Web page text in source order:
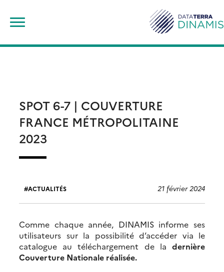
content
SPOT 6-7 | COUVERTURE
FRANCE MÉTROPOLITAINE
2023
ACTUALITÉS 21 février 2024
Comme chaque année, DINAMIS informe ses
utilisateurs sur la possibilité d’accéder via le
catalogue au téléchargement de la dernière
Couverture Nationale réalisée.